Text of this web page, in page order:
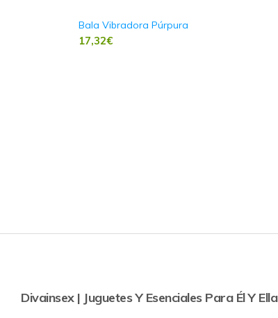
Bala Vibradora Púrpura
17,32€
Divainsex | Juguetes Y Esenciales Para Él Y Ella